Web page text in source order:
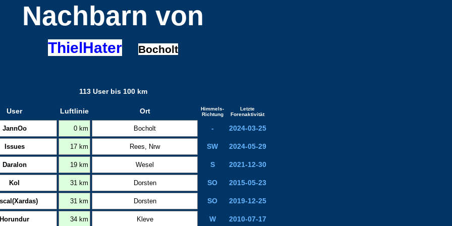
Nachbarn von
ThielHater Bocholt
113 User bis 100 km
User Luftlinie Ort
Himmels-
Richtung
Letzte
Forenaktivität
JannOo 0 km Bocholt - 2024-03-25
Issues 17 km Rees, Nrw SW 2024-05-29
Daralon 19 km Wesel S 2021-12-30
Kol 31 km Dorsten SO 2015-05-23
31 km Dorsten SO 2019-12-25
Horundur 34 km Kleve W 2010-07-17